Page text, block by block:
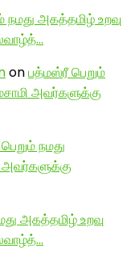
நமது அகத்தமிழ் உறவு
onபத்மஸ்ரீ பெறும்
அவர்களுக்கு
நமது
அவர்களுக்கு
அகத்தமிழ் உறவு